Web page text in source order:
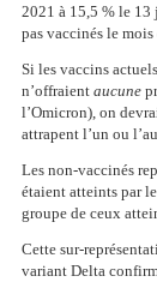
2021 à 15,5 % le 13
pas vaccinés le mois
Si les vaccins
n’offraient aucune
l’Omicron), on
attrapent l’un ou
Les non-vaccinés
étaient atteints par
groupe de ceux
Cette sur-
variant Delta